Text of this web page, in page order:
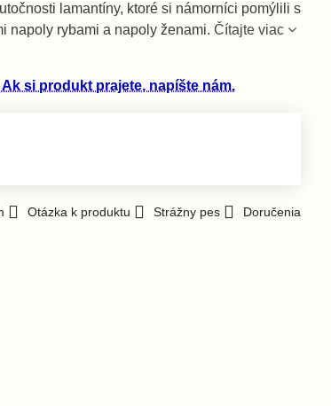
lamantíny, ktoré si námorníci pomýlili s
napoly rybami a napoly ženami.Čítajte viac
Ak si produkt prajete, napíšte nám.
Otázka k produktu Strážny pes Doručenia